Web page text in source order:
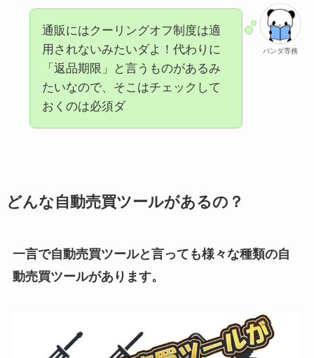
パンダ専務
通販にはクーリングオフ制度は適
用されないみたいダよ！代わりに
「返品期限」と言うものがあるみ
たいなので、そこはチェックして
おくのは必須ダ
どんな自動売買ツールがあるの？
一言で自動売買ツールと言っても様々な種類の自
動売買ツールがあります。